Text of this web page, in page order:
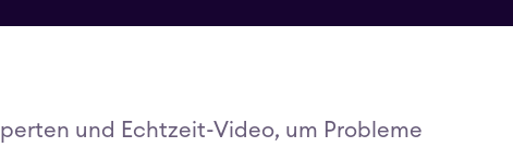
und Echtzeit-Video, um Probleme